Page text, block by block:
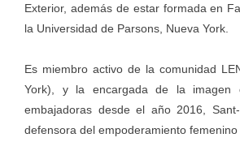
Exterior, además de estar formada en
la Universidad de Parsons, Nueva York.
Es miembro activo de la comunidad
York), y la encargada de la imagen
embajadoras desde el año 2016,
defensora del empoderamiento